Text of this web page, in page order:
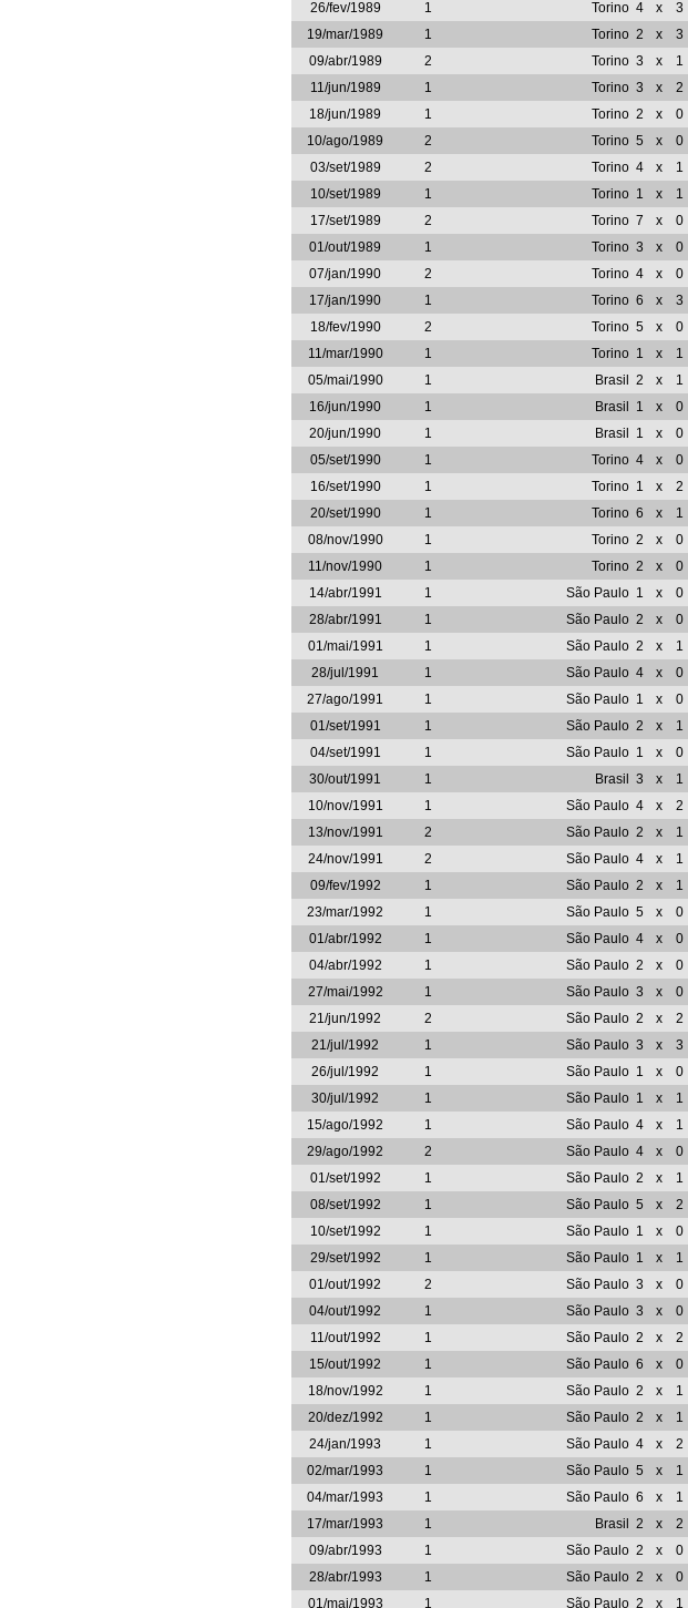
26/fev/1989
1 Torino 4 x 3
19/mar/1989
1 Torino 2 x 3
09/abr/1989
2 Torino 3 x 1
11/jun/1989
1 Torino 3 x 2
18/jun/1989
1 Torino 2 x 0
10/ago/1989
2 Torino 5 x 0
03/set/1989
2 Torino 4 x 1
10/set/1989
1 Torino 1 x 1
17/set/1989
2 Torino 7 x 0
01/out/1989
1 Torino 3 x 0
07/jan/1990
2 Torino 4 x 0
17/jan/1990
1 Torino 6 x 3
18/fev/1990
2 Torino 5 x 0
11/mar/1990
1 Torino 1 x 1
05/mai/1990
1 Brasil 2 x 1
16/jun/1990
1 Brasil 1 x 0
20/jun/1990
1 Brasil 1 x 0
05/set/1990
1 Torino 4 x 0
16/set/1990
1 Torino 1 x 2
20/set/1990
1 Torino 6 x 1
08/nov/1990
1 Torino 2 x 0
11/nov/1990
1 Torino 2 x 0
14/abr/1991
1 São Paulo 1 x 0
28/abr/1991
1 São Paulo 2 x 0
01/mai/1991
1 São Paulo 2 x 1
28/jul/1991
1 São Paulo 4 x 0
27/ago/1991
1 São Paulo 1 x 0
01/set/1991
1 São Paulo 2 x 1
04/set/1991
1 São Paulo 1 x 0
30/out/1991
1 Brasil 3 x 1
10/nov/1991
1 São Paulo 4 x 2
13/nov/1991
2 São Paulo 2 x 1
24/nov/1991
2 São Paulo 4 x 1
09/fev/1992
1 São Paulo 2 x 1
23/mar/1992
1 São Paulo 5 x 0
01/abr/1992
1 São Paulo 4 x 0
04/abr/1992
1 São Paulo 2 x 0
27/mai/1992
1 São Paulo 3 x 0
21/jun/1992
2 São Paulo 2 x 2
21/jul/1992
1 São Paulo 3 x 3
26/jul/1992
1 São Paulo 1 x 0
30/jul/1992
1 São Paulo 1 x 1
15/ago/1992
1 São Paulo 4 x 1
29/ago/1992
2 São Paulo 4 x 0
01/set/1992
1 São Paulo 2 x 1
08/set/1992
1 São Paulo 5 x 2
10/set/1992
1 São Paulo 1 x 0
29/set/1992
1 São Paulo 1 x 1
01/out/1992
2 São Paulo 3 x 0
04/out/1992
1 São Paulo 3 x 0
11/out/1992
1 São Paulo 2 x 2
15/out/1992
1 São Paulo 6 x 0
18/nov/1992
1 São Paulo 2 x 1
20/dez/1992
1 São Paulo 2 x 1
24/jan/1993
1 São Paulo 4 x 2
02/mar/1993
1 São Paulo 5 x 1
04/mar/1993
1 São Paulo 6 x 1
17/mar/1993
1 Brasil 2 x 2
09/abr/1993
1 São Paulo 2 x 0
28/abr/1993
1 São Paulo 2 x 0
01/mai/1993
1 São Paulo 2 x 1